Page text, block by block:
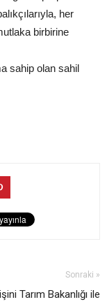
her
birbirine
sahip olan sahil
Sonraki »
Tarım Bakanlığı ile